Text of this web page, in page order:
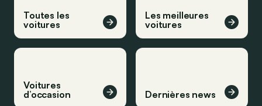
Toutes les
voitures
Les meilleures
voitures
Voitures
d’occasion
Dernières news